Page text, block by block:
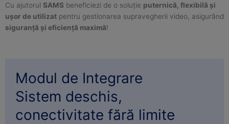
Cu ajutorul SAMS beneficiezi de o soluție puternică, flexibilă și
ușor de utilizat pentru gestionarea supravegherii video, asigurând
siguranță și eficiență maximă!
Modul de Integrare
Sistem deschis,
conectivitate fără limite